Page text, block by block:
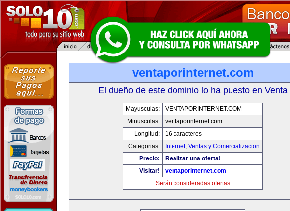
ventaporinternet.com
El dueño de este dominio lo ha puesto en Venta
Mayusculas:
VENTAPORINTERNET.COM
Minusculas:
ventaporinternet.com
Longitud:
16 caracteres
Categorias:
Internet, Ventas y Comercializacion
Precio:
Realizar una oferta!
Visitar!
ventaporinternet.com
Serán consideradas ofertas